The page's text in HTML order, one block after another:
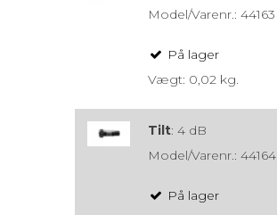
Model/Varenr.: 44163
På lager
Vægt: 0,02 kg.
Tilt: 4 dB
Model/Varenr.: 44164
På lager